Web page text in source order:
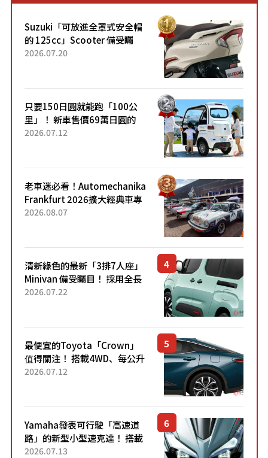
Suzuki「可放進全罩式安全帽
的 125cc」Scooter 備受矚
目！採用全新流線設計與各項
2026.07.20
只要150日圓就能跑「100公
里」！ 新車售價69萬日圓的
「3人座」Trike大受歡迎！ 順
2026.07.12
老車迷必看！Automechanika
Frankfurt 2026擴大經典車專
區 1954年珍稀古董車現場修復
2026.08.07
清新綠色的最新「3排7人座」
Minivan 備受矚目！ 採用全長
4.7公尺剛剛好的車身尺寸與
2026.07.22
最便宜的Toyota「Crown」
值得關注！ 搭載4WD、每公升
22.4公里低油耗表現超亮眼！
2026.07.12
Yamaha發表可行駛「高速道
路」的新型小型速克達！ 搭載
能享受超強勁「渦輪感」的動
2026.07.13